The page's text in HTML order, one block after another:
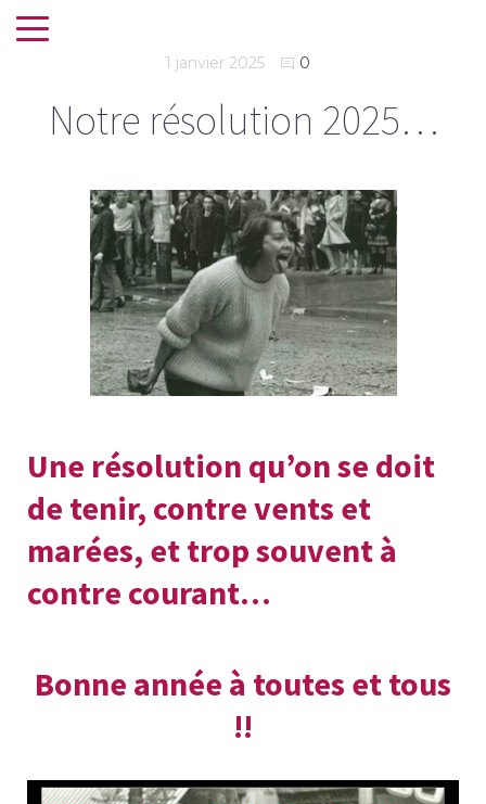
1 janvier 2025 0
Notre résolution 2025…
Une résolution qu’on se doit
de tenir, contre vents et
marées, et trop souvent à
contre courant…
Bonne année à toutes et tous
!!